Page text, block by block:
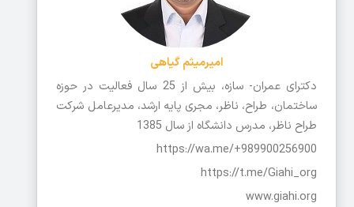
امیرمیثم گیاهی
دکترای عمران- سازه، بیش از 25 سال فعالیت در حوزه
ساختمان، طراح، ناظر، مجری پایه ارشد، مدیرعامل شرکت
طراح ناظر، مدرس دانشگاه از سال 1385
https://wa.me/+989900256900
https://t.me/Giahi_org
www.giahi.org